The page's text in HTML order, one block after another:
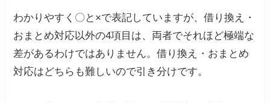
わかりやすく〇と×で表記していますが、借り換え・
おまとめ対応以外の4項目は、両者でそれほど極端な
差があるわけではありません。借り換え・おまとめ
対応はどちらも難しいので引き分けです。